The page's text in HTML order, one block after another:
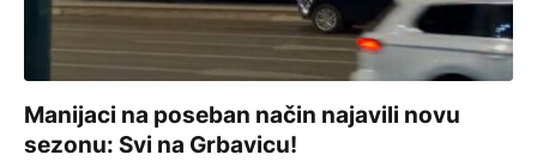
Manijaci na poseban način najavili novu
sezonu: Svi na Grbavicu!